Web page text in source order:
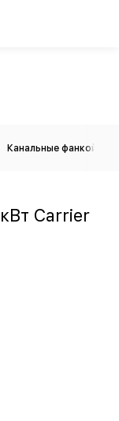
Канальные фанкойлы
Carrier